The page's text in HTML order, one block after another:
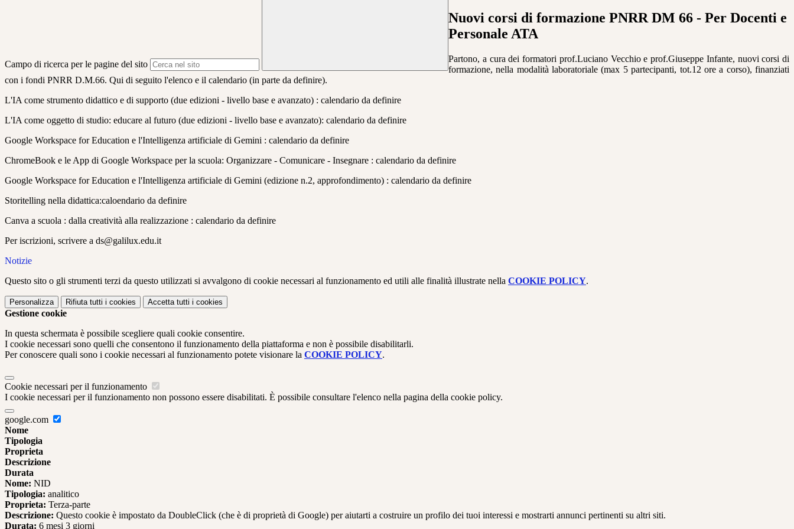
Campo di ricerca per le pagine del sito
Nuovi corsi di formazione PNRR DM 66 - Per Docenti e
Personale ATA
Partono, a cura dei formatori prof.Luciano Vecchio e prof.Giuseppe Infante, nuovi corsi di
formazione, nella modalità laboratoriale (max 5 partecipanti, tot.12 ore a corso), finanziati
con i fondi PNRR D.M.66. Qui di seguito l'elenco e il calendario (in parte da definire).
L'IA come strumento didattico e di supporto (due edizioni - livello base e avanzato) : calendario da definire
L'IA come oggetto di studio: educare al futuro (due edizioni - livello base e avanzato): calendario da definire
Google Workspace for Education e l'Intelligenza artificiale di Gemini : calendario da definire
ChromeBook e le App di Google Workspace per la scuola: Organizzare - Comunicare - Insegnare : calendario da definire
Google Workspace for Education e l'Intelligenza artificiale di Gemini (edizione n.2, approfondimento) : calendario da definire
Storitelling nella didattica:caloendario da definire
Canva a scuola : dalla creatività alla realizzazione : calendario da definire
Per iscrizioni, scrivere a ds@galilux.edu.it
Notizie
Questo sito o gli strumenti terzi da questo utilizzati si avvalgono di cookie necessari al funzionamento ed utili alle finalità illustrate nella COOKIE POLICY.
Personalizza Rifiuta tutti i cookies Accetta tutti i cookies
Gestione cookie
In questa schermata è possibile scegliere quali cookie consentire.
I cookie necessari sono quelli che consentono il funzionamento della piattaforma e non è possibile disabilitarli.
Per conoscere quali sono i cookie necessari al funzionamento potete visionare la COOKIE POLICY.
Cookie necessari per il funzionamento
I cookie necessari per il funzionamento non possono essere disabilitati. È possibile consultare l'elenco nella pagina della cookie policy.
google.com
Nome
Tipologia
Proprieta
Descrizione
Durata
Nome: NID
Tipologia: analitico
Proprieta: Terza-parte
Descrizione: Questo cookie è impostato da DoubleClick (che è di proprietà di Google) per aiutarti a costruire un profilo dei tuoi interessi e mostrarti annunci pertinenti su altri siti.
Durata: 6 mesi 3 giorni